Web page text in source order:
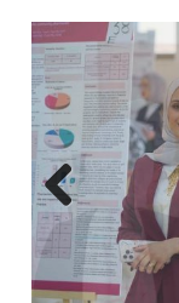
Next